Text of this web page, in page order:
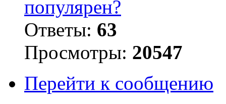
популярен?
Ответы: 63
Просмотры: 20547
Перейти к сообщению